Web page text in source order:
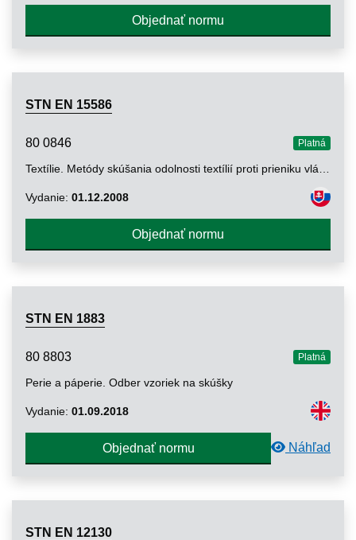
Objednať normu
STN EN 15586
80 0846 Platná
Vydanie: 01.12.2008
Objednať normu
STN EN 1883
80 8803 Platná
Perie a páperie. Odber vzoriek na skúšky
Vydanie: 01.09.2018
Objednať normu Náhľad
STN EN 12130